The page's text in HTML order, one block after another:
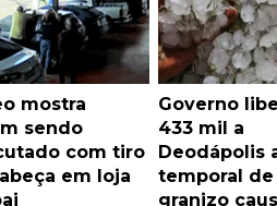
mostra
sendo
com tiro
em loja
Governo
433 mil a
Deodápolis
temporal de
granizo